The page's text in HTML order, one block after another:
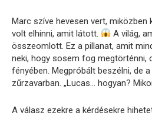
Marc szíve hevesen vert, miközben
volt elhinni, amit látott.
A világ,
összeomlott. Ez a pillanat, amit
neki, hogy sosem fog megtörténni,
fényében. Megpróbált beszélni, de
zűrzavarban. „Lucas… hogyan?
A válasz ezekre a kérdésekre